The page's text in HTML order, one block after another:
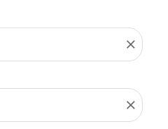
close
close